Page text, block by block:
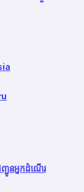
នអ្នកដំណើរ